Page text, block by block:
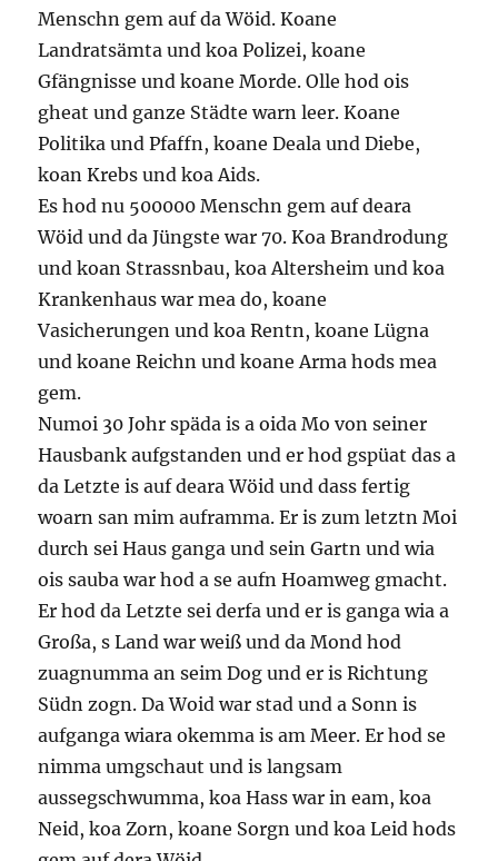
Menschn gem auf da Wöid. Koane
Landratsämta und koa Polizei, koane
Gfängnisse und koane Morde. Olle hod ois
gheat und ganze Städte warn leer. Koane
Politika und Pfaffn, koane Deala und Diebe,
koan Krebs und koa Aids.
Es hod nu 500000 Menschn gem auf deara
Wöid und da Jüngste war 70. Koa Brandrodung
und koan Strassnbau, koa Altersheim und koa
Krankenhaus war mea do, koane
Vasicherungen und koa Rentn, koane Lügna
und koane Reichn und koane Arma hods mea
gem.
Numoi 30 Johr späda is a oida Mo von seiner
Hausbank aufgstanden und er hod gspüat das a
da Letzte is auf deara Wöid und dass fertig
woarn san mim auframma. Er is zum letztn Moi
durch sei Haus ganga und sein Gartn und wia
ois sauba war hod a se aufn Hoamweg gmacht.
Er hod da Letzte sei derfa und er is ganga wia a
Großa, s Land war weiß und da Mond hod
zuagnumma an seim Dog und er is Richtung
Südn zogn. Da Woid war stad und a Sonn is
aufganga wiara okemma is am Meer. Er hod se
nimma umgschaut und is langsam
aussegschwumma, koa Hass war in eam, koa
Neid, koa Zorn, koane Sorgn und koa Leid hods